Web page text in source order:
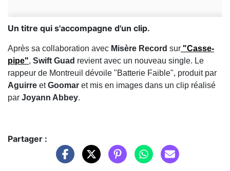
Un titre qui s'accompagne d'un clip.
Après sa collaboration avec Misère Record sur "Casse-
pipe", Swift Guad revient avec un nouveau single. Le
rappeur de Montreuil dévoile "Batterie Faible", produit par
Aguirre etGoomar et mis en images dans un clip réalisé
par Joyann Abbey.
Partager :